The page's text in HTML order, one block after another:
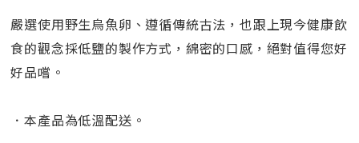
嚴選使用野生烏魚卵、遵循傳統古法，也跟上現今健康飲
食的觀念採低鹽的製作方式，綿密的口感，絕對值得您好
好品嚐。
．本產品為低溫配送。